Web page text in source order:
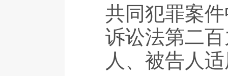
共同犯罪案
诉讼法第二
人、被告人